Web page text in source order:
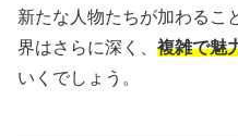
新たな人物たちが加わるこ
界はさらに深く、 複雑で魅
いくでしょう。